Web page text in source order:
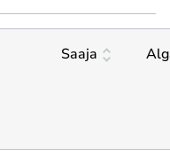
Saaja